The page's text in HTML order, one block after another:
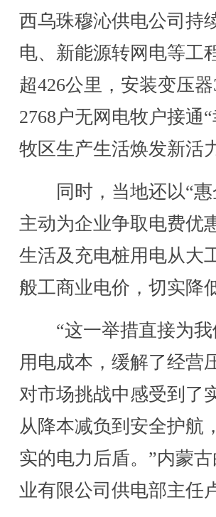
西乌珠穆沁供电公司持
电、新能源转网电等工
超426公里，安装变压
2768户无网电牧户接通
牧区生产生活焕发新活
同时，当地还以“惠
主动为企业争取电费优
生活及充电桩用电从大
般工商业电价，切实降
“这一举措直接为我
用电成本，缓解了经营
对市场挑战中感受到了
从降本减负到安全护航
实的电力后盾。”内蒙
业有限公司供电部主任